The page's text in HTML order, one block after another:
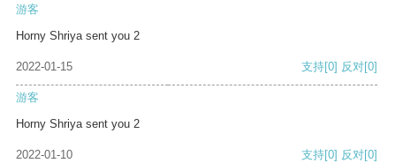
游客
Horny Shriya sent you 2
2022-01-15 支持[0] 反对[0]
游客
Horny Shriya sent you 2
2022-01-10 支持[0] 反对[0]